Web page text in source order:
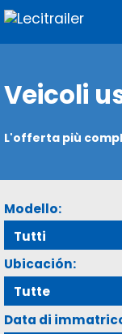
Veicoli
L'offerta più
Modello:
Ubicación:
Data di